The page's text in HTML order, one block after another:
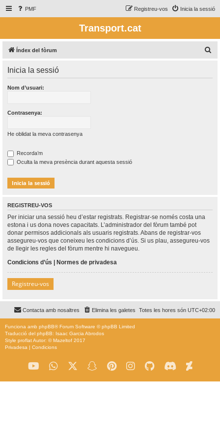
PMF Inicia la sessió
Registreu-vos
Transport.cat
Índex del fòrum
Inicia la sessió
Nom d’usuari:
Contrasenya:
He oblidat la meva contrasenya
Recorda’m
Oculta la meva presència durant aquesta sessió
REGISTREU-VOS
Per iniciar una sessió heu d’estar registrats. Registrar-se només costa una
estona i us dona noves capacitats. L’administrador del fòrum també pot
donar permisos addicionals als usuaris registrats. Abans de registrar-vos
assegureu-vos que coneixeu les condicions d’ús. Si us plau, assegureu-vos
de llegir les regles del fòrum mentre hi navegueu.
Condicions d’ús | Normes de privadesa
Registreu-vos
Totes les hores són UTC+02:00
Elimina les galetes
Contacta amb nosaltres
Funciona amb phpBB® Forum Software © phpBB Limited
Traducció del phpBB: Isaac Garcia Abrodos
Style proflatAutor: ©Mazeltof 2017
Privadesa | Condicions